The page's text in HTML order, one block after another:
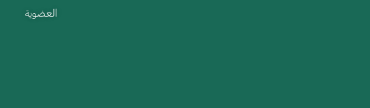
العضوية